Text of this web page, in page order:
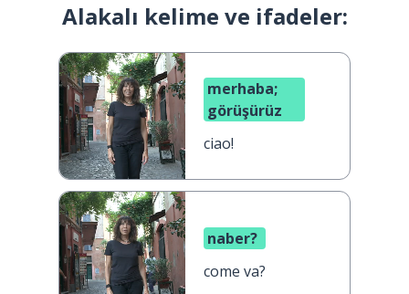
Alakalı kelime ve ifadeler:
merhaba;
görüşürüz
ciao!
naber?
come va?